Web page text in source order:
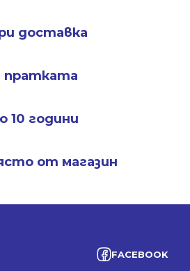
доставка
пратката
10 години
от магазин
FACEBOOK